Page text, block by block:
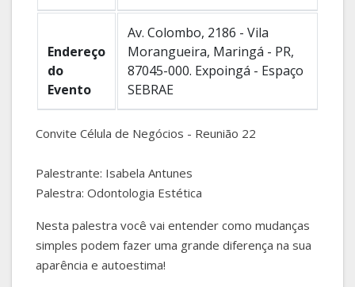
Endereço
do
Evento
Av. Colombo, 2186 - Vila
Morangueira, Maringá - PR,
87045-000. Expoingá - Espaço
SEBRAE
Convite Célula de Negócios - Reunião 22
Palestrante: Isabela Antunes
Palestra: Odontologia Estética
Nesta palestra você vai entender como mudanças
simples podem fazer uma grande diferença na sua
aparência e autoestima!